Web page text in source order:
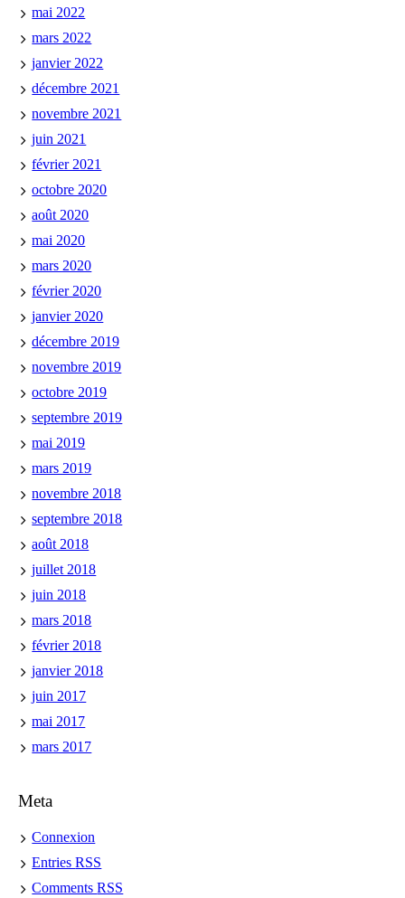
mai 2022
mars 2022
janvier 2022
décembre 2021
novembre 2021
juin 2021
février 2021
octobre 2020
août 2020
mai 2020
mars 2020
février 2020
janvier 2020
décembre 2019
novembre 2019
octobre 2019
septembre 2019
mai 2019
mars 2019
novembre 2018
septembre 2018
août 2018
juillet 2018
juin 2018
mars 2018
février 2018
janvier 2018
juin 2017
mai 2017
mars 2017
Meta
Connexion
EntriesRSS
CommentsRSS